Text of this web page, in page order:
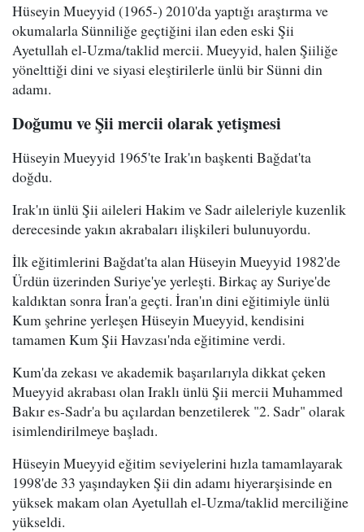
Hüseyin Mueyyid (1965-) 2010'da yaptığı araştırma ve
okumalarla Sünniliğe geçtiğini ilan eden eski Şii
Ayetullah el-Uzma/taklid mercii. Mueyyid, halen Şiiliğe
yönelttiği dini ve siyasi eleştirilerle ünlü bir Sünni din
adamı.
Doğumu ve Şii mercii olarak yetişmesi
Hüseyin Mueyyid 1965'te Irak'ın başkenti Bağdat'ta
doğdu.
Irak'ın ünlü Şii aileleri Hakim ve Sadr aileleriyle kuzenlik
derecesinde yakın akrabaları ilişkileri bulunuyordu.
İlk eğitimlerini Bağdat'ta alan Hüseyin Mueyyid 1982'de
Ürdün üzerinden Suriye'ye yerleşti. Birkaç ay Suriye'de
kaldıktan sonra İran'a geçti. İran'ın dini eğitimiyle ünlü
Kum şehrine yerleşen Hüseyin Mueyyid, kendisini
tamamen Kum Şii Havzası'nda eğitimine verdi.
Kum'da zekası ve akademik başarılarıyla dikkat çeken
Mueyyid akrabası olan Iraklı ünlü Şii mercii Muhammed
Bakır es-Sadr'a bu açılardan benzetilerek "2. Sadr" olarak
isimlendirilmeye başladı.
Hüseyin Mueyyid eğitim seviyelerini hızla tamamlayarak
1998'de 33 yaşındayken Şii din adamı hiyerarşisinde en
yüksek makam olan Ayetullah el-Uzma/taklid merciliğine
yükseldi.